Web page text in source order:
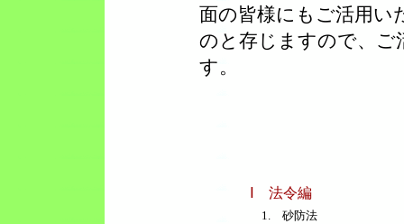
面の皆様にもご活用い
のと存じますので、ご
す。
Ⅰ 法令編
1. 砂防法